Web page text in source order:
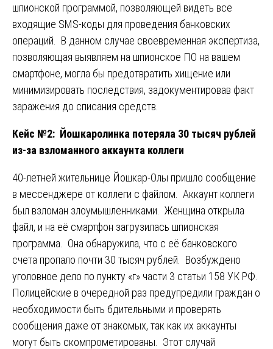
шпионской программой, позволяющей видеть все
входящие SMS-коды для проведения банковских
операций. В данном случае своевременная экспертиза,
позволяющая выявляем на шпионское ПО на вашем
смартфоне, могла бы предотвратить хищение или
минимизировать последствия, задокументировав факт
заражения до списания средств.
Кейс №2: Йошкаролинка потеряла 30 тысяч рублей
из-за взломанного аккаунта коллеги
40-летней жительнице Йошкар-Олы пришло сообщение
в мессенджере от коллеги с файлом. Аккаунт коллеги
был взломан злоумышленниками. Женщина открыла
файл, и на её смартфон загрузилась шпионская
программа. Она обнаружила, что с её банковского
счета пропало почти 30 тысяч рублей. Возбуждено
уголовное дело по пункту «г» части 3 статьи 158 УК РФ.
Полицейские в очередной раз предупредили граждан о
необходимости быть бдительными и проверять
сообщения даже от знакомых, так как их аккаунты
могут быть скомпрометированы. Этот случай